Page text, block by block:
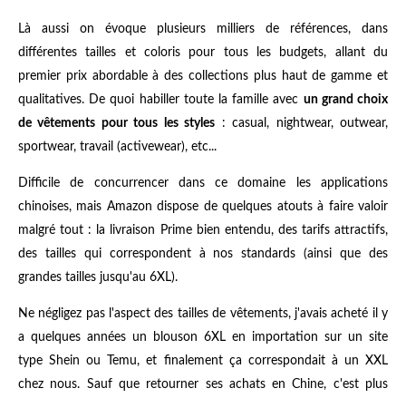
Là aussi on évoque plusieurs milliers de références, dans
différentes tailles et coloris pour tous les budgets, allant du
premier prix abordable à des collections plus haut de gamme et
qualitatives. De quoi habiller toute la famille avec un grand choix
de vêtements pour tous les styles : casual, nightwear, outwear,
sportwear, travail (activewear), etc...
Difficile de concurrencer dans ce domaine les applications
chinoises, mais Amazon dispose de quelques atouts à faire valoir
malgré tout : la livraison Prime bien entendu, des tarifs attractifs,
des tailles qui correspondent à nos standards (ainsi que des
grandes tailles jusqu'au 6XL).
Ne négligez pas l'aspect des tailles de vêtements, j'avais acheté il y
a quelques années un blouson 6XL en importation sur un site
type Shein ou Temu, et finalement ça correspondait à un XXL
chez nous. Sauf que retourner ses achats en Chine, c'est plus